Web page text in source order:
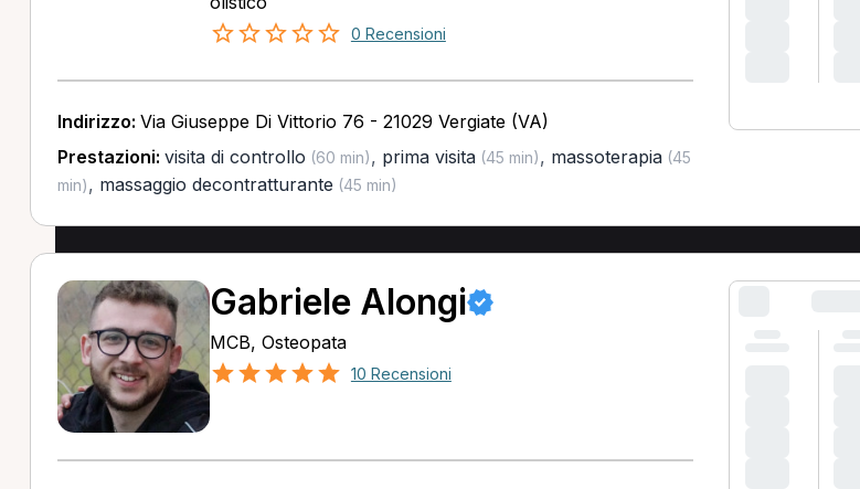
0 Recensioni
Indirizzo: Via Giuseppe Di Vittorio 76 - 21029 Vergiate (VA)
Prestazioni: visita di controllo (60 min), prima visita(45 min), massoterapia(45
min), massaggio decontratturante (45 min)
Gabriele Alongi
MCB, Osteopata
10 Recensioni